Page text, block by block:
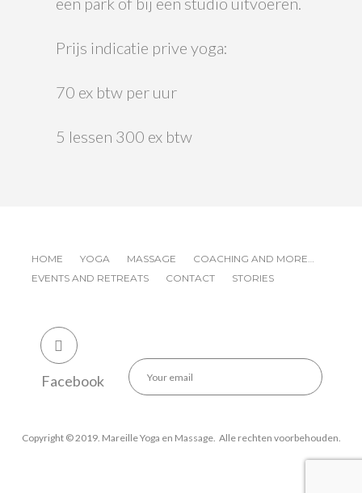
Prijs indicatie prive yoga:
70 ex btw per uur
5 lessen 300 ex btw
Facebook
HOME YOGA MASSAGE
COACHING AND MORE…
EVENTS AND RETREATS
CONTACT STORIES
Copyright © 2019. Mareille Yoga en Massage. Alle rechten voorbehouden.